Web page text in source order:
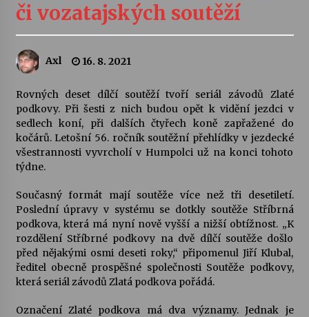
Veselí muzikanti
30. 7. 2026
šedesátka: 28. 7.–1. 8. 2026
28. 7. 2026
Letní koncerty ve Stromovce: Kolchoz a
Jenakaši
Votavžatský ploty
23. 7. 2026
Letní koncerty ve Stromovce: Rufus Miller
22. 7. 2026
či vozatajských soutěží
Axl 16. 8. 2021
Rovných deset dílčí soutěží tvoří seriál závodů Zlaté
podkovy. Při šesti z nich budou opět k vidění jezdci v
sedlech koní, při dalších čtyřech koně zapřažené do
kočárů. Letošní 56. ročník soutěžní přehlídky v jezdecké
všestrannosti vyvrcholí v Humpolci už na konci tohoto
týdne.
Současný formát mají soutěže více než tři desetiletí.
Poslední úpravy v systému se dotkly soutěže Stříbrná
podkova, která má nyní nově vyšší a nižší obtížnost. „K
rozdělení Stříbrné podkovy na dvě dílčí soutěže došlo
před nějakými osmi deseti roky,“ připomenul Jiří Klubal,
ředitel obecně prospěšné společnosti Soutěže podkovy,
která seriál závodů Zlatá podkova pořádá.
Označení Zlaté podkova má dva významy. Jednak je